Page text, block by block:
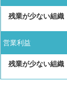
営業利益